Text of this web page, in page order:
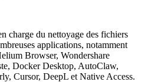
charge du nettoyage des fichiers
applications, notamment
Browser, Wondershare
Docker Desktop, AutoClaw,
Cursor, DeepL et Native Access.